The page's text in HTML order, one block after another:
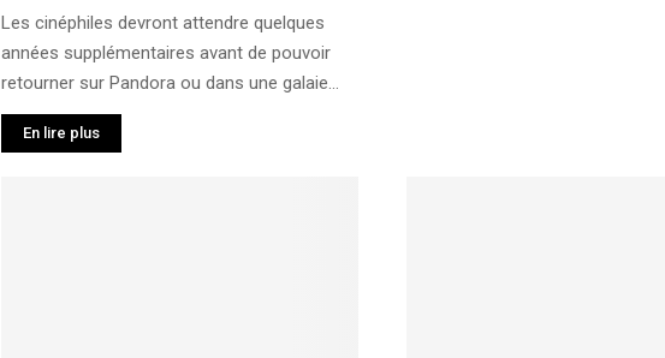
Les cinéphiles devront attendre quelques
années supplémentaires avant de pouvoir
retourner sur Pandora ou dans une galaie...
En lire plus